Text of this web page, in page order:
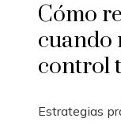
Cómo
cuando
control
Estrategias